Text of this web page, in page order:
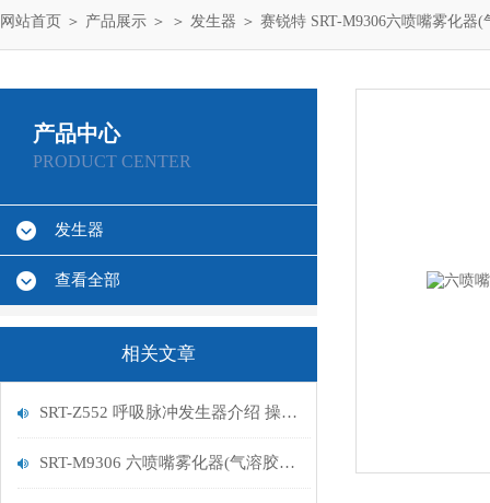
网站首页 ＞ 产品展示 ＞ ＞ 发生器 ＞ 赛锐特 SRT-M9306六喷嘴雾化器
产品中心
PRODUCT CENTER
发生器
查看全部
相关文章
SRT-Z552 呼吸脉冲发生器介绍 操作简单
SRT-M9306 六喷嘴雾化器(气溶胶发生器）介绍 提供技术指导